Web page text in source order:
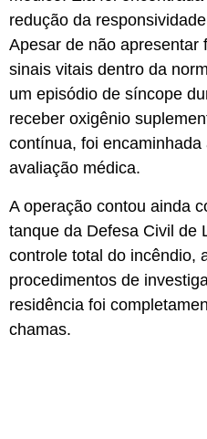
redução da
Apesar de não apresentar
sinais vitais dentro da
um episódio de síncope
receber oxigênio
contínua, foi
avaliação médica.
A operação contou ainda
tanque da Defesa Civil de
controle total do incêndio,
procedimentos de
residência foi
chamas.